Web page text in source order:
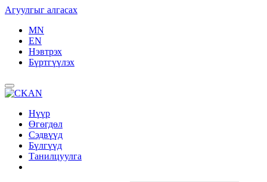
Агуулгыг алгасах
MN
EN
Нэвтрэх
Бүртгүүлэх
Нүүр
Өгөгдөл
Сэдвүүд
Бүлгүүд
Танилцуулга